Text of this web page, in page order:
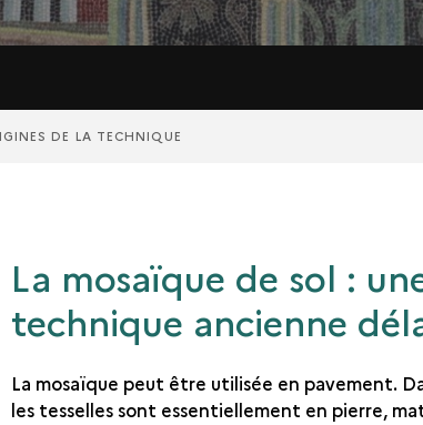
DE LA TECHNIQUE
La mosaïque de sol :
technique ancienne
La mosaïque peut être utilisée en pavement.
les tesselles sont essentiellement en pierre,